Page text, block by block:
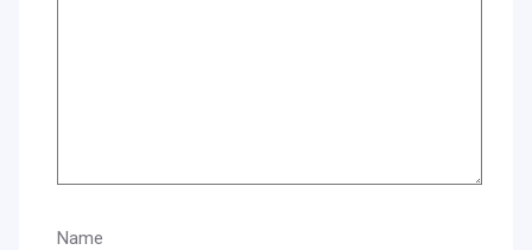
Name